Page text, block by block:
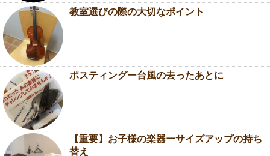
教室選びの際の大切なポイント
ポスティングー台風の去ったあとに
【重要】お子様の楽器ーサイズアップの持ち
替え